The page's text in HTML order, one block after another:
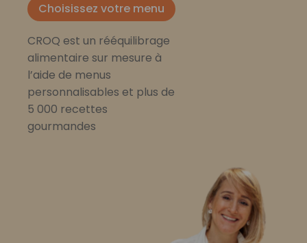
Choisissez votre menu
CROQ est un rééquilibrage
alimentaire sur mesure à
l’aide de menus
personnalisables et plus de
5 000 recettes
gourmandes